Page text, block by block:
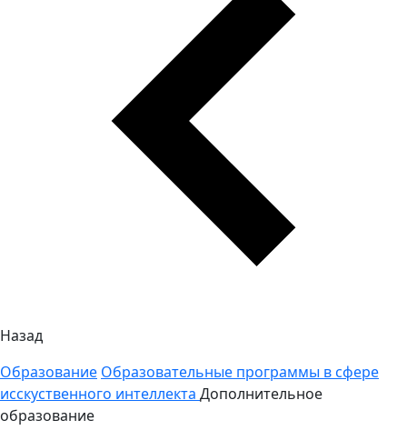
Назад
Образование Образовательные программы в сфере
исскуственного интеллекта Дополнительное
образование